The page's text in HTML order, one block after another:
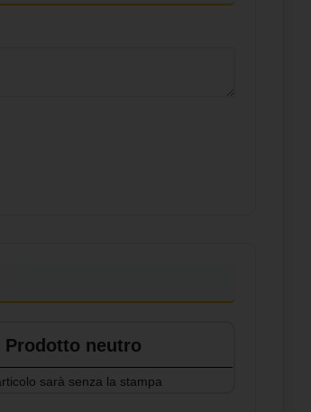
Prodotto neutro
sarà senza la stampa